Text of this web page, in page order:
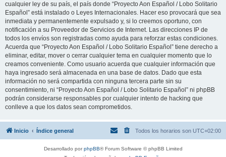
cualquier ley de su país, el país donde “Proyecto Aon Español / Lobo Solitario
Español” está instalado o Leyes Internacionales. Hacer eso provocará que sea
inmediata y permanentemente expulsado y, si lo creemos oportuno, con
notificación a su Proveedor de Servicios de Internet. Las direcciones IP de
todos los envíos son registradas como ayuda para reforzar estas condiciones.
Acuerda que “Proyecto Aon Español / Lobo Solitario Español” tiene derecho a
eliminar, editar, mover o cerrar cualquier tema en cualquier momento que lo
creamos conveniente. Como usuario acuerda que cualquier información que
haya ingresado será almacenada en una base de datos. Dado que esta
información no será compartida con ninguna tercera parte sin su
consentimiento, ni “Proyecto Aon Español / Lobo Solitario Español” ni phpBB
podrán considerarse responsables por cualquier intento de hacking que
conlleve a que los datos sean comprometidos.
Inicio Índice general Todos los horarios son UTC+02:00
Desarrollado porphpBB® Forum Software © phpBB Limited